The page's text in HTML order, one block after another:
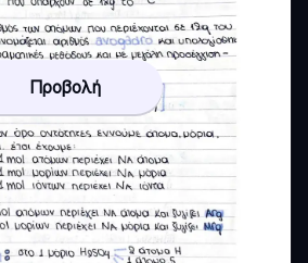
Προβολή